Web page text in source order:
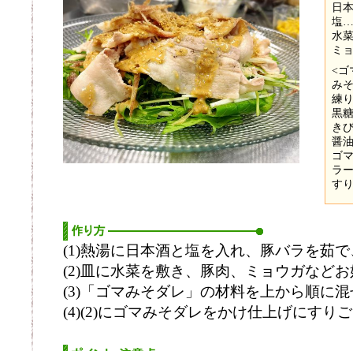
日
塩…
水
ミ
<ゴ
み
練
黒
き
醤
ゴ
ラ
す
(1)熱湯に日本酒と塩を入れ、豚バラを茹
(2)皿に水菜を敷き、豚肉、ミョウガなど
(3)「ゴマみそダレ」の材料を上から順に
(4)(2)にゴマみそダレをかけ仕上げにすり